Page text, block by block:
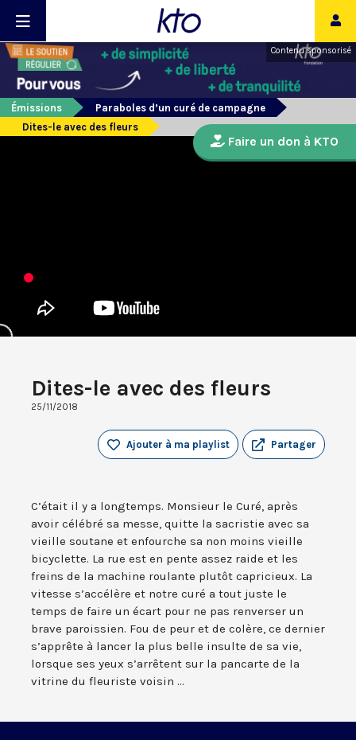
Contenu sponsorisé
Émissions
Paraboles d’un curé de campagne
Dites-le avec des fleurs
Dites-le avec des fleurs
25/11/2018
Partager
Ajouter à ma playlist
C’était il y a longtemps. Monsieur le Curé, après
avoir célébré sa messe, quitte la sacristie avec sa
vieille soutane et enfourche sa non moins vieille
bicyclette. La rue est en pente assez raide et les
freins de la machine roulante plutôt capricieux. La
vitesse s’accélère et notre curé a tout juste le
temps de faire un écart pour ne pas renverser un
brave paroissien. Fou de peur et de colère, ce dernier
s’apprête à lancer la plus belle insulte de sa vie,
lorsque ses yeux s’arrêtent sur la pancarte de la
vitrine du fleuriste voisin ...
Faire un don à KTO